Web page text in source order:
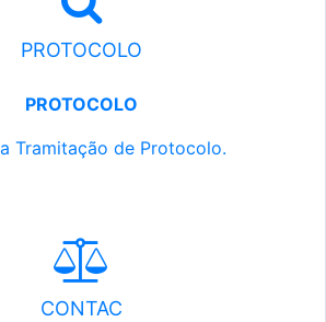
PROTOCOLO
PROTOCOLO
Tramitação de Protocolo.
CONTAC